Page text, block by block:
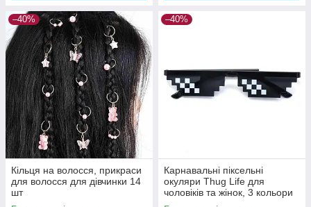
–40%
Кільця на волосся, прикраси
для волосся для дівчинки 14
шт
–40%
Карнавальні піксельні
окуляри Thug Life для
чоловіків та жінок, 3 кольори